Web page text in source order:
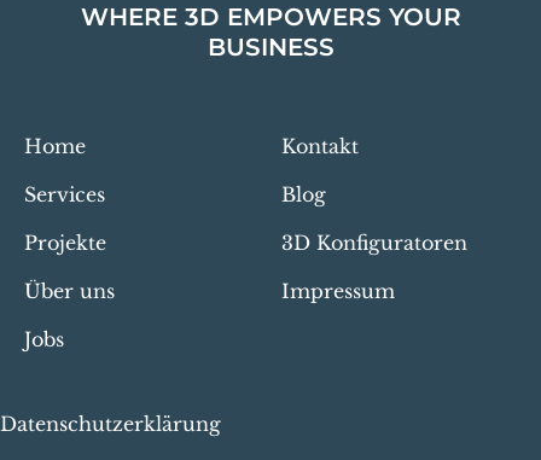
WHERE 3D EMPOWERS YOUR
BUSINESS
Home
Services
Projekte
Über uns
Jobs
Kontakt
Blog
3D Konfiguratoren
Impressum
Datenschutzerklärung